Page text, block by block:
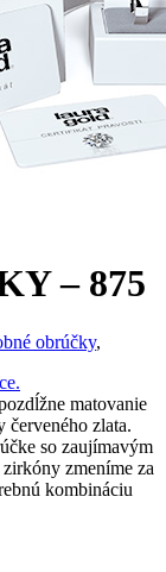
– 875
obrúčky,
matovanie
zlata.
so zaujímavým
zmeníme za
kombináciu